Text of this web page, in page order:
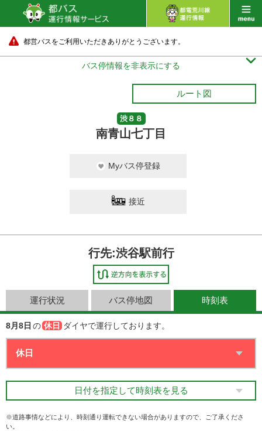
都営バスをご利用いただきありがとうございます。
バス停情報を非表示にする 
ルート図
渋８８
南青山七丁目
Myバス停登録
接近
行先:渋谷駅前行
運行状況 バス停地図 時刻表
8月8日 の 休日 ダイヤで運行しております。
日付を指定して時刻表を見る
※道路事情などにより、時刻通り運転できない場合がありますので、ご了承くださ
い。